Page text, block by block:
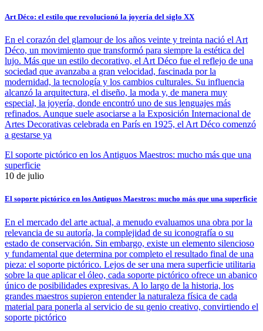
Art Déco: el estilo que revolucionó la joyería del siglo XX
En el corazón del glamour de los años veinte y treinta nació el Art
Déco, un movimiento que transformó para siempre la estética del
lujo. Más que un estilo decorativo, el Art Déco fue el reflejo de una
sociedad que avanzaba a gran velocidad, fascinada por la
modernidad, la tecnología y los cambios culturales. Su influencia
alcanzó la arquitectura, el diseño, la moda y, de manera muy
especial, la joyería, donde encontró uno de sus lenguajes más
refinados. Aunque suele asociarse a la Exposición Internacional de
Artes Decorativas celebrada en París en 1925, el Art Déco comenzó
a gestarse ya
El soporte pictórico en los Antiguos Maestros: mucho más que una
superficie
10 de julio
El soporte pictórico en los Antiguos Maestros: mucho más que una superficie
En el mercado del arte actual, a menudo evaluamos una obra por la
relevancia de su autoría, la complejidad de su iconografía o su
estado de conservación. Sin embargo, existe un elemento silencioso
y fundamental que determina por completo el resultado final de una
pieza: el soporte pictórico. Lejos de ser una mera superficie utilitaria
sobre la que aplicar el óleo, cada soporte pictórico ofrece un abanico
único de posibilidades expresivas. A lo largo de la historia, los
grandes maestros supieron entender la naturaleza física de cada
material para ponerla al servicio de su genio creativo, convirtiendo el
soporte pictórico